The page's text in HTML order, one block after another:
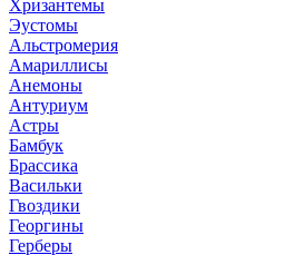
Хризантемы
Эустомы
Альстромерия
Амариллисы
Анемоны
Антуриум
Астры
Бамбук
Брассика
Васильки
Гвоздики
Георгины
Герберы